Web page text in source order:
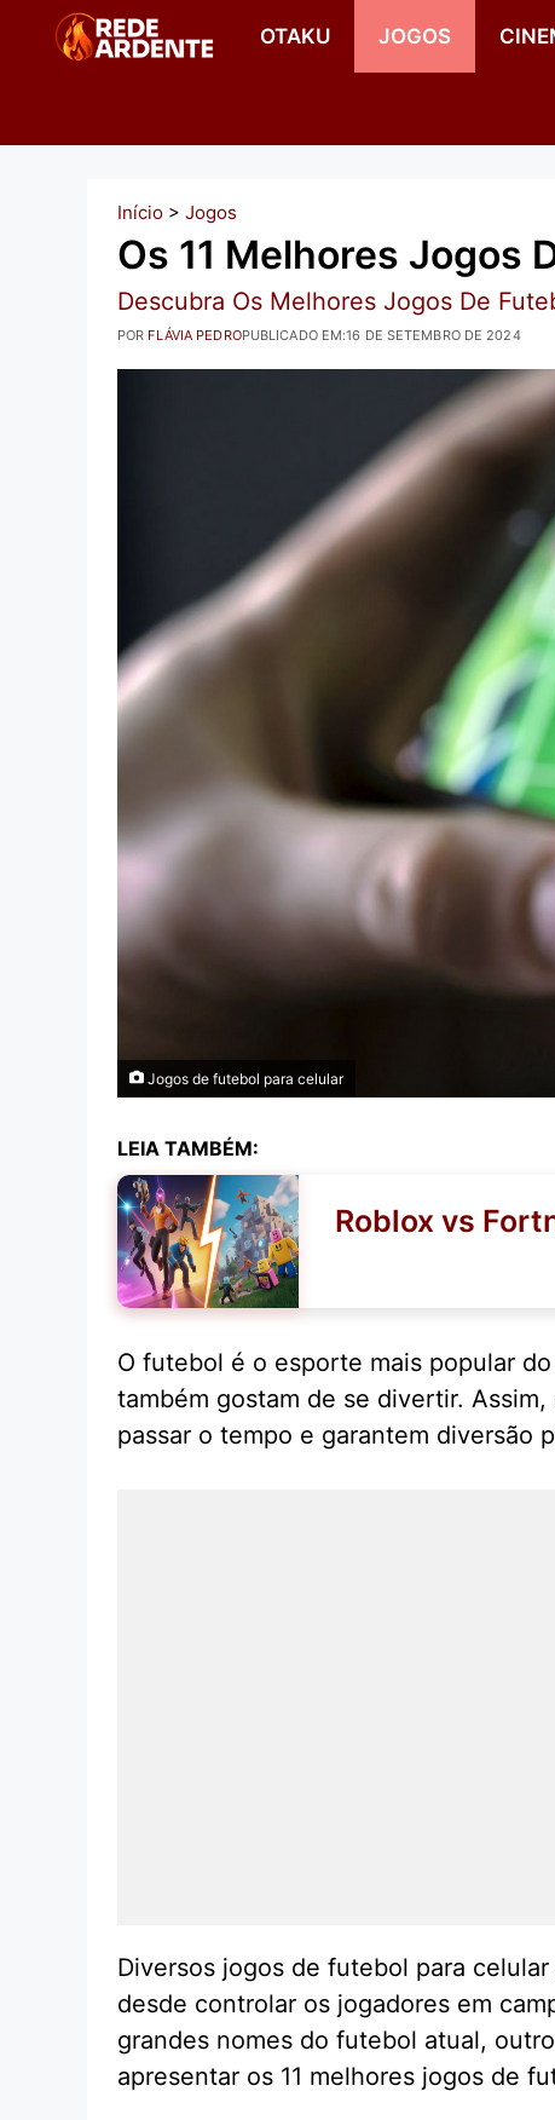
OTAKU JOGOS
Início > Jogos
Os 11 Melhores Jogos
Descubra Os Melhores Jogos De
PUBLICADO EM:16 DE SETEMBRO DE 2024
POR FLÁVIA PEDRO
Jogos de futebol para celular
LEIA TAMBÉM:
Roblox vs
O futebol é o esporte mais popular
também gostam de se divertir.
passar o tempo e garantem diversão
Diversos jogos de futebol para
desde controlar os jogadores em
grandes nomes do futebol atual,
apresentar os 11 melhores jogos de